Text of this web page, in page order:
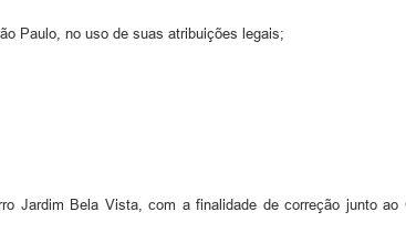
Paulo, no uso de suas atribuições legais;
Jardim Bela Vista, com a finalidade de correção junto ao